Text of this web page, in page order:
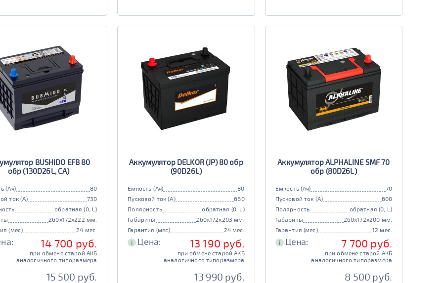
BUSHIDO EFB 80
обр (130D26L, CA)
(Ач)
80
ток (А)
730
обратная (0, L)
260x172x222 мм.
(мес)
24 мес.
14 700 руб.
при обмене старой АКБ
аналогичного типоразмера
15 500 руб.
Аккумулятор DELKOR (JP) 80 обр
(90D26L)
Емкость (Ач)
80
Пусковой ток (А)
680
Полярность
обратная (0, L)
Габариты
260x172x203 мм.
Гарантия (мес)
24 мес.
i Цена: 13 190 руб.
при обмене старой АКБ
аналогичного типоразмера
13 990 руб.
Аккумулятор ALPHALINE SMF 70
обр (80D26L)
Емкость (Ач)
70
Пусковой ток (А)
600
Полярность
обратная (0, L)
Габариты
260x172x200 мм.
Гарантия (мес)
12 мес.
i Цена: 7 700 руб.
при обмене старой АКБ
аналогичного типоразмера
8 500 руб.